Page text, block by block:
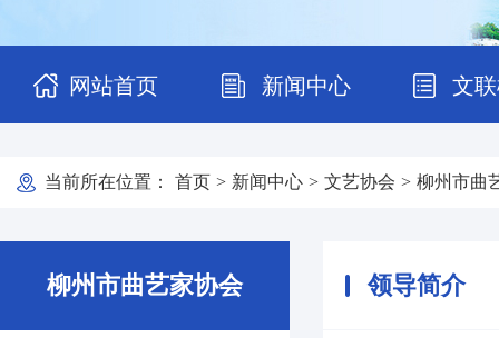
网站首页 新闻中心 文
当前所在位置： 首页 > 新闻中心 > 文艺协会 > 柳州市曲
柳州市曲艺家协会 领导简介